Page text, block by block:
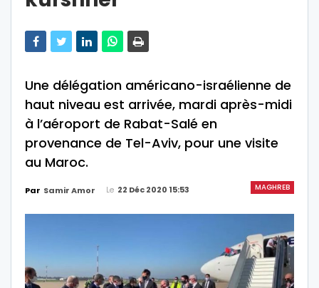
Une délégation américano-israélienne de
haut niveau est arrivée, mardi après-midi
à l’aéroport de Rabat-Salé en
provenance de Tel-Aviv, pour une visite
au Maroc.
MAGHREB
Par Samir Amor Le 22 Déc 2020 15:53